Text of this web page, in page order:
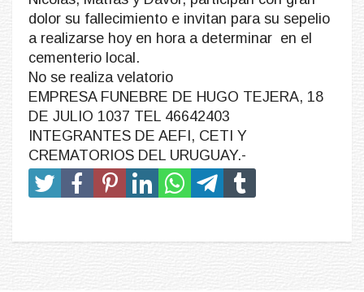
dolor su fallecimiento e invitan para su sepelio
a realizarse hoy en hora a determinar en el
cementerio local.
No se realiza velatorio
EMPRESA FUNEBRE DE HUGO TEJERA, 18
DE JULIO 1037 TEL 46642403
INTEGRANTES DE AEFI, CETI Y
CREMATORIOS DEL URUGUAY.-